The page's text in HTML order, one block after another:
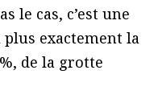
le cas, c’est une
exactement la
de la grotte